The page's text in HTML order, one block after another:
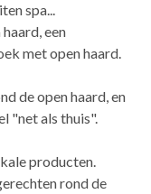
spa...
een
met open haard.
de open haard, en
"net als thuis".
producten.
rond de